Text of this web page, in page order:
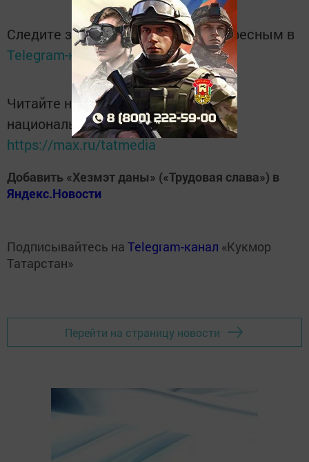
Следите за самым важным и интересным в
Telegram-каналеТатмедиа
Читайте новости Татарстана в
национальном мессенджере MАХ:
https://max.ru/tatmedia
Добавить «Хезмэт даны» («Трудовая слава») в
Яндекс.Новости
Подписывайтесь на Telegram-канал «Кукмор
Татарстан»
Перейти на страницу новости